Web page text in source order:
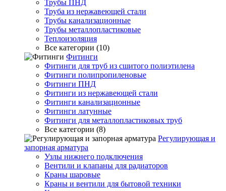
Трубы ПНД
Труба из нержавеющей стали
Трубы канализационные
Трубы металлопластиковые
Теплоизоляция
Все категории (10)
Фитинги
Фитинги для труб из сшитого полиэтилена
Фитинги полипропиленовые
Фитинги ПНД
Фитинги из нержавеющей стали
Фитинги канализационные
Фитинги латунные
Фитинги для металлопластиковых труб
Все категории (8)
Регулирующая и
запорная арматура
Узлы нижнего подключения
Вентили и клапаны для радиаторов
Краны шаровые
Краны и вентили для бытовой техники